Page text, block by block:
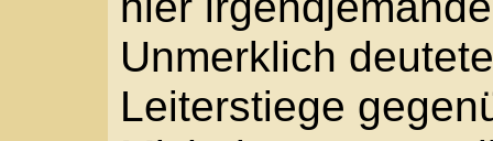
einige Schritte, dann
Mauerrest nieder und
Bildausschnitt zu